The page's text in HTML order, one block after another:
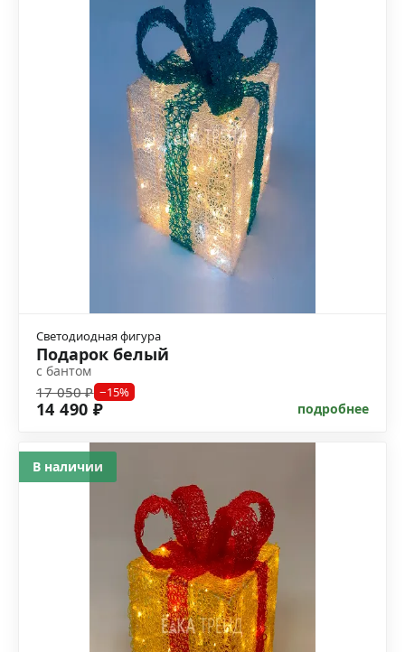
Светодиодная фигура
Подарок белый
с бантом
17 050 ₽ −15%
14 490 ₽ подробнее
В наличии